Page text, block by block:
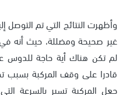
وأظهرت النتائج التي تم التوصل
غير صحيحة ومضللة، حيث أنه في
لم تكن هناك أية حاجة للدوس
قادرا على وقف المركبة بسبب
جعل المركبة تسير بالسرعة